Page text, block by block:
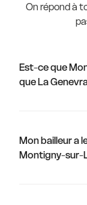
On répond à
Est-ce que
que La
Mon bailleur a
Montigny-sur-